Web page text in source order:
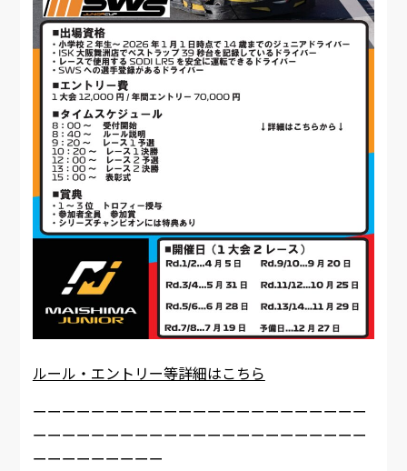
ルール・エントリー等詳細はこちら
ーーーーーーーーーーーーーーーーーーーーーーー
ーーーーーーーーーーーーーーーーーーーーーーー
ーーーーーーーーー